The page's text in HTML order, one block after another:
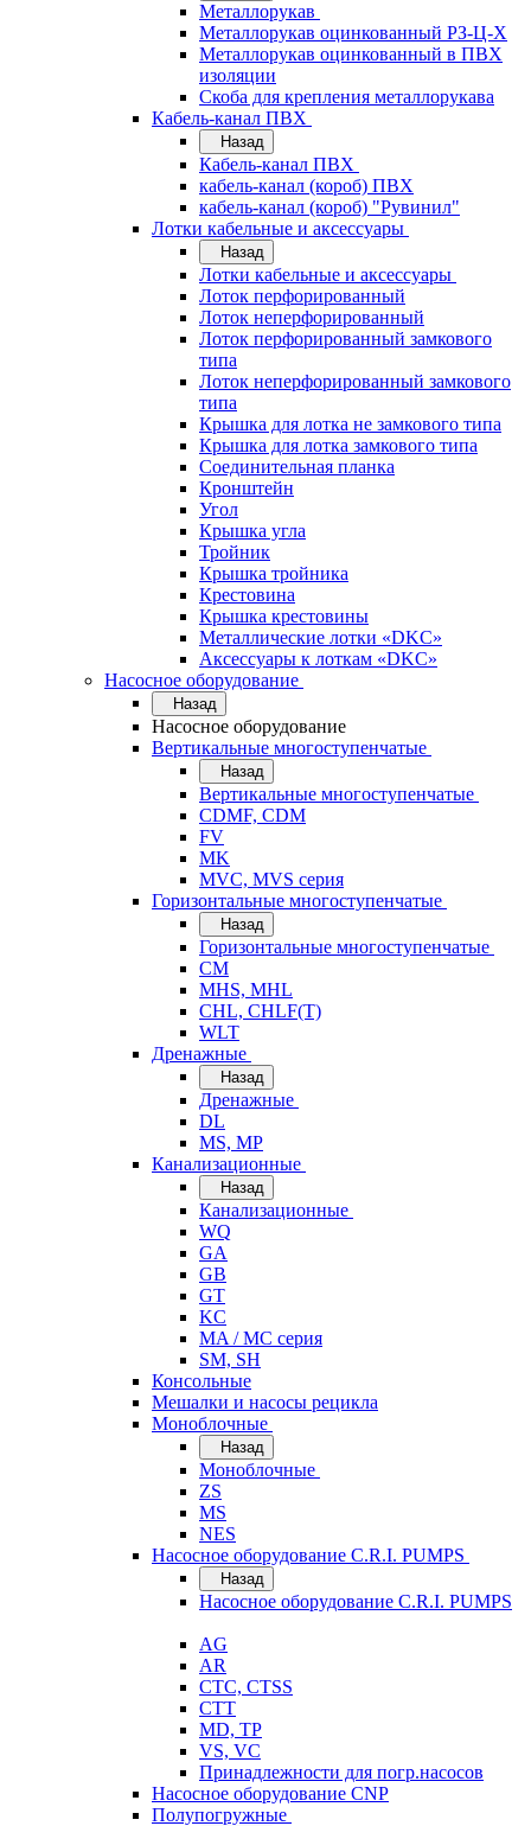
Металлорукав
Металлорукав оцинкованный РЗ-Ц-Х
Металлорукав оцинкованный в ПВХ
изоляции
Скоба для крепления металлорукава
Кабель-канал ПВХ
Назад
Кабель-канал ПВХ
кабель-канал (короб) ПВХ
кабель-канал (короб) "Рувинил"
Лотки кабельные и аксессуары
Назад
Лотки кабельные и аксессуары
Лоток перфорированный
Лоток неперфорированный
Лоток перфорированный замкового
типа
Лоток неперфорированный замкового
типа
Крышка для лотка не замкового типа
Крышка для лотка замкового типа
Соединительная планка
Кронштейн
Угол
Крышка угла
Тройник
Крышка тройника
Крестовина
Крышка крестовины
Металлические лотки «DKC»
Аксессуары к лоткам «DKC»
Насосное оборудование
Назад
Насосное оборудование
Вертикальные многоступенчатые
Назад
Вертикальные многоступенчатые
CDMF, CDM
FV
MK
MVC, MVS серия
Горизонтальные многоступенчатые
Назад
Горизонтальные многоступенчатые
CM
MHS, MHL
CHL, CHLF(T)
WLT
Дренажные
Назад
Дренажные
DL
MS, MP
Канализационные
Назад
Канализационные
WQ
GA
GB
GT
KC
MA / MC серия
SM, SH
Консольные
Мешалки и насосы рецикла
Моноблочные
Назад
Моноблочные
ZS
MS
NES
Насосное оборудование C.R.I. PUMPS
Назад
Насосное оборудование C.R.I. PUMPS
AG
AR
CTC, CTSS
CTT
MD, TP
VS, VC
Принадлежности для погр.насосов
Насосное оборудование CNP
Полупогружные